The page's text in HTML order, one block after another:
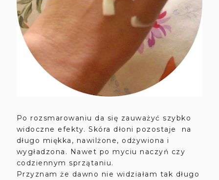
Po rozsmarowaniu da się zauważyć szybko
widoczne efekty. Skóra dłoni pozostaje na
długo miękka, nawilżone, odżywiona i
wygładzona. Nawet po myciu naczyń czy
codziennym sprzątaniu.
Przyznam że dawno nie widziałam tak długo